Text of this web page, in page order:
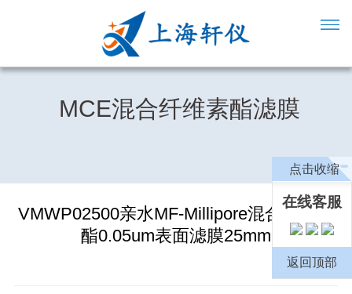
MCE混合纤维素酯滤膜
VMWP02500亲水MF-Millipore混合纤维素
酯0.05um表面滤膜25mm
点击收缩
在线客服
返回顶部